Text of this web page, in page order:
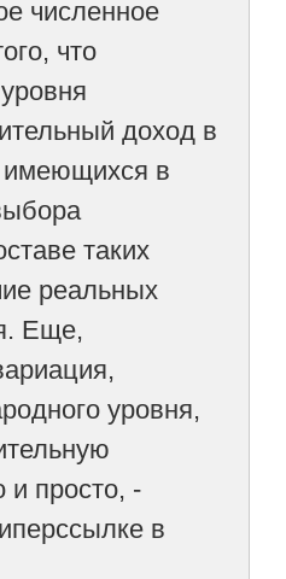
численное
что
доход в
имеющихся в
таких
реальных
Еще,
уровня,
и просто, -
в